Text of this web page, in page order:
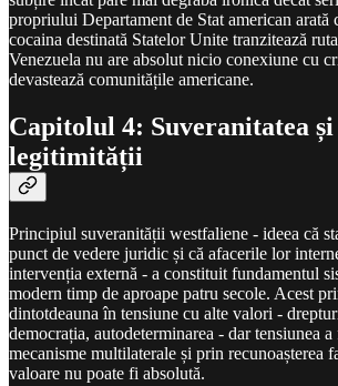
propriului Departament de Stat american arată
cocaina destinată Statelor Unite tranzitează
Venezuela nu are absolut nicio conexiune cu
devastează comunitățile americane.
Capitolul 4: Suveranitatea
legitimității
Principiul suveranității westfaliene - ideea că
punct de vedere juridic și că afacerile lor
intervenția externă - a constituit fundamentul
modern timp de aproape patru secole. Acest
dintotdeauna în tensiune cu alte valori -
democrația, autodeterminarea - dar tensiunea
mecanisme multilaterale și prin recunoașterea
valoare nu poate fi absolută.